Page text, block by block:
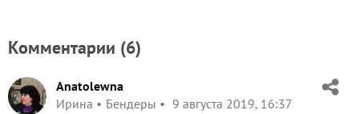
Комментарии (6)
Anatolewna
Ирина
Бендеры 9 августа 2019, 16:37